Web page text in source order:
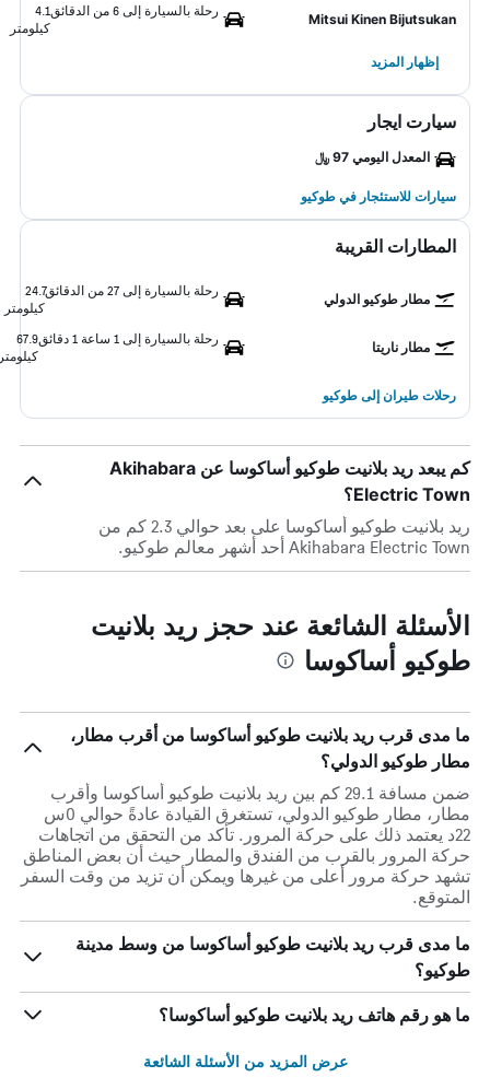
Mitsui Kinen Bijutsukan
رحلة بالسيارة إلى 6 من الدقائق
4.1
كيلومتر
إظهار المزيد
سيارت ايجار
المعدل اليومي 97 ﷼
سيارات للاستئجار في طوكيو
المطارات القريبة
مطار طوكيو الدولي
رحلة بالسيارة إلى 27 من الدقائق
24.7
كيلومتر
مطار ناريتا
رحلة بالسيارة إلى 1 ساعة 1 دقائق
67.9
رحلات طيران إلى طوكيو
كم يبعد ريد بلانيت طوكيو أساكوسا عن Akihabara
Electric Town؟
ريد بلانيت طوكيو أساكوسا على بعد حوالي 2.3 كم من
Akihabara Electric Town أحد أشهر معالم طوكيو.
الأسئلة الشائعة عند حجز ريد بلانيت
طوكيو أساكوسا
ما مدى قرب ريد بلانيت طوكيو أساكوسا من أقرب مطار،
مطار طوكيو الدولي؟
ضمن مسافة 29.1 كم بين ريد بلانيت طوكيو أساكوسا وأقرب
مطار، مطار طوكيو الدولي، تستغرق القيادة عادةً حوالي 0س
22د يعتمد ذلك على حركة المرور. تأكد من التحقق من اتجاهات
حركة المرور بالقرب من الفندق والمطار حيث أن بعض المناطق
تشهد حركة مرور أعلى من غيرها ويمكن أن تزيد من وقت السفر
المتوقع.
ما مدى قرب ريد بلانيت طوكيو أساكوسا من وسط مدينة
طوكيو؟
ما هو رقم هاتف ريد بلانيت طوكيو أساكوسا؟
عرض المزيد من الأسئلة الشائعة